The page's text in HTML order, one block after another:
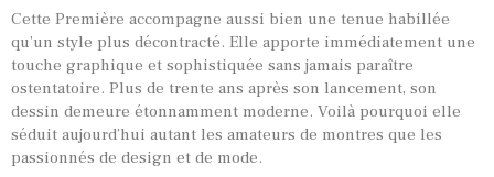
Cette Première accompagne aussi bien une tenue habillée
qu’un style plus décontracté. Elle apporte immédiatement une
touche graphique et sophistiquée sans jamais paraître
ostentatoire. Plus de trente ans après son lancement, son
dessin demeure étonnamment moderne. Voilà pourquoi elle
séduit aujourd’hui autant les amateurs de montres que les
passionnés de design et de mode.